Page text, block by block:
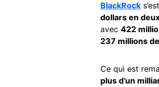
BlackRock
dollars en
avec 422
237 millions
Ce qui est
plus d’un